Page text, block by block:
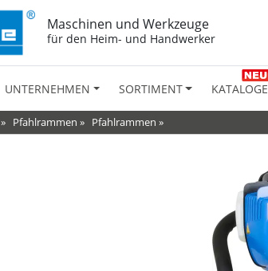
Maschinen und Werkzeuge
für den Heim- und Handwerker
UNTERNEHMEN SORTIMENT KATALOGE
» Pfahlrammen » Pfahlrammen »